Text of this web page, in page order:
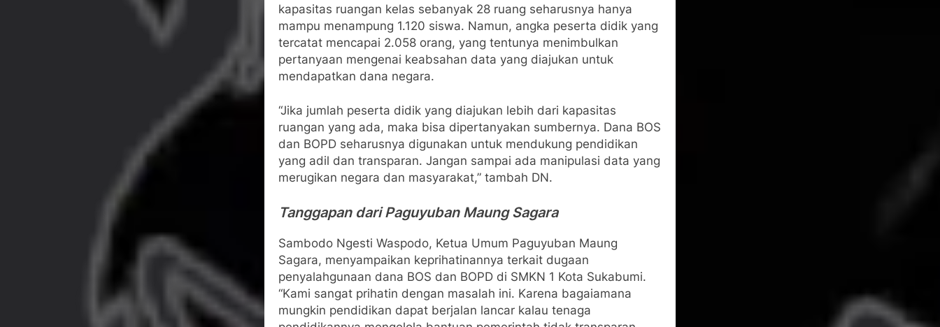
kapasitas ruangan kelas sebanyak 28 ruang seharusnya hanya
mampu menampung 1.120 siswa. Namun, angka peserta didik yang
tercatat mencapai 2.058 orang, yang tentunya menimbulkan
pertanyaan mengenai keabsahan data yang diajukan untuk
mendapatkan dana negara.
“Jika jumlah peserta didik yang diajukan lebih dari kapasitas
ruangan yang ada, maka bisa dipertanyakan sumbernya. Dana BOS
dan BOPD seharusnya digunakan untuk mendukung pendidikan
yang adil dan transparan. Jangan sampai ada manipulasi data yang
merugikan negara dan masyarakat,” tambah DN.
Tanggapan dari Paguyuban Maung Sagara
Sambodo Ngesti Waspodo, Ketua Umum Paguyuban Maung
Sagara, menyampaikan keprihatinannya terkait dugaan
penyalahgunaan dana BOS dan BOPD di SMKN 1 Kota Sukabumi.
“Kami sangat prihatin dengan masalah ini. Karena bagaiamana
mungkin pendidikan dapat berjalan lancar kalau tenaga